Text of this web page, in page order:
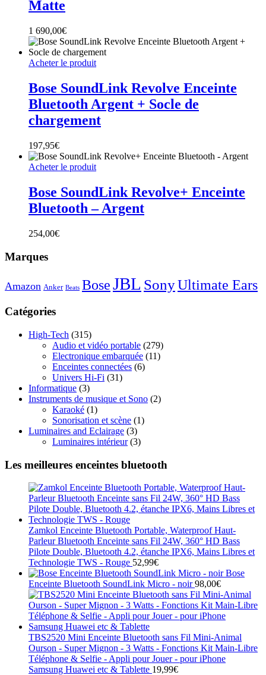
Matte
1 690,00€
Acheter le produit
Bose SoundLink Revolve Enceinte
Bluetooth Argent + Socle de
chargement
197,95€
Acheter le produit
Bose SoundLink Revolve+ Enceinte
Bluetooth – Argent
254,00€
Marques
Amazon Anker Beats BoseJBL SonyUltimate Ears
Catégories
High-Tech (315)
Audio et vidéo portable (279)
Electronique embarquée (11)
Enceintes connectées (6)
Univers Hi-Fi (31)
Informatique (3)
Instruments de musique et Sono (2)
Karaoké (1)
Sonorisation et scène (1)
Luminaires and Eclairage (3)
Luminaires intérieur (3)
Les meilleures enceintes bluetooth
Zamkol Enceinte Bluetooth Portable, Waterproof Haut-
Parleur Bluetooth Enceinte sans Fil 24W, 360° HD Bass
Pilote Double, Bluetooth 4.2, étanche IPX6, Mains Libres et
Technologie TWS - Rouge 52,99€
Bose
Enceinte Bluetooth SoundLink Micro - noir 98,00€
TBS2520 Mini Enceinte Bluetooth sans Fil Mini-Animal
Ourson - Super Mignon - 3 Watts - Fonctions Kit Main-Libre
Téléphone & Selfie - Appli pour Jouer - pour iPhone
Samsung Huawei etc & Tablette 19,99€